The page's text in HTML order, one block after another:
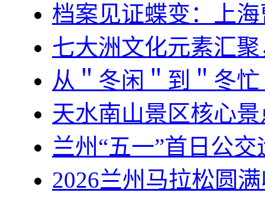
档案见证蝶变：上
七大洲文化元素汇
从＂冬闲＂到＂冬
天水南山景区核心
兰州“五一”首日公
2026兰州马拉松圆